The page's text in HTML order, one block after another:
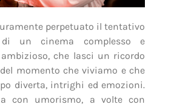
perpetuato il tentativo
un cinema complesso e
che lasci un ricordo
momento che viviamo e che
diverta, intrighi ed emozioni.
con umorismo, a volte con